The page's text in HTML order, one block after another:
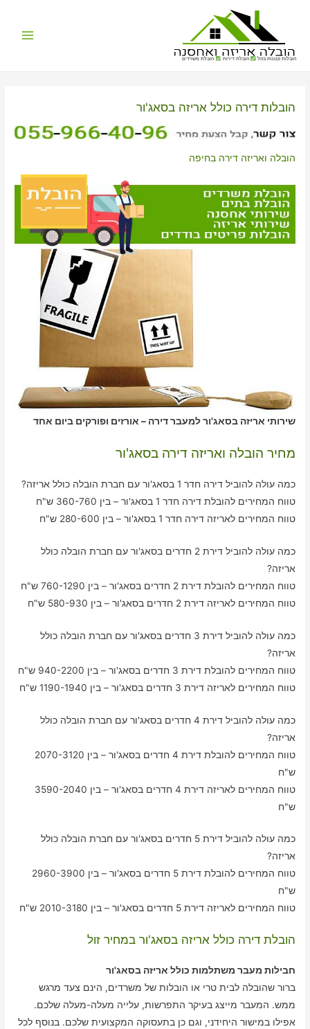
הובלות קטנות בזול הובלת דירות הובלת משרדים
הובלות דירה כולל אריזה בסאג'ור
הובלה ואריזה דירה בחיפה
שירותי אריזה בסאג'ור למעבר דירה – אורזים ופורקים ביום אחד
מחיר הובלה ואריזה דירה בסאג'ור
כמה עולה להוביל דירה חדר 1 בסאג'ור עם חברת הובלה כולל אריזה?
טווח המחירים להובלת דירה חדר 1 בסאג'ור – בין 360-760 ש"ח
טווח המחירים לאריזה דירה חדר 1 בסאג'ור – בין 280-600 ש"ח
כמה עולה להוביל דירת 2 חדרים בסאג'ור עם חברת הובלה כולל
אריזה?
טווח המחירים להובלת דירת 2 חדרים בסאג'ור – בין 760-1290 ש"ח
טווח המחירים לאריזה דירת 2 חדרים בסאג'ור – בין 580-930 ש"ח
כמה עולה להוביל דירת 3 חדרים בסאג'ור עם חברת הובלה כולל
אריזה?
טווח המחירים להובלת דירת 3 חדרים בסאג'ור – בין 940-2200 ש"ח
טווח המחירים לאריזה דירת 3 חדרים בסאג'ור – בין 1190-1940 ש"ח
כמה עולה להוביל דירת 4 חדרים בסאג'ור עם חברת הובלה כולל
אריזה?
טווח המחירים להובלת דירת 4 חדרים בסאג'ור – בין 2070-3120
ש"ח
טווח המחירים לאריזה דירת 4 חדרים בסאג'ור – בין 3590-2040
ש"ח
כמה עולה להוביל דירת 5 חדרים בסאג'ור עם חברת הובלה כולל
אריזה?
טווח המחירים להובלת דירת 5 חדרים בסאג'ור – בין 2960-3900
ש"ח
טווח המחירים לאריזה דירת 5 חדרים בסאג'ור – בין 2010-3180 ש"ח
הובלת דירה כולל אריזה בסאג'ור במחיר זול
חבילות מעבר משתלמות כולל אריזה בסאג'ור
ברור שהובלה לבית טרי או הובלות של משרדים, הינם צעד מרגש
ממש. המעבר מייצג בעיקר התפרשות, עלייה מעלה-מעלה שלכם.
אפילו במישור היחידני, וגם כן בתעסוקה המקצועית שלכם. בנוסף לכל